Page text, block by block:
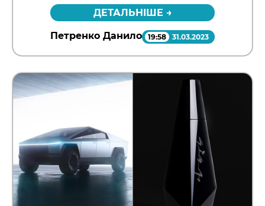
ДЕТАЛЬНІШЕ →
Петренко Данило 19:58 31.03.2023